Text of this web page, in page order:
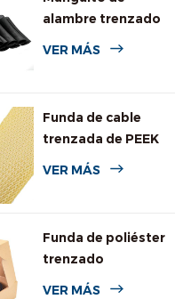
alambre trenzado
expansible de PPS
VER MÁS
Funda de cable
trenzada de PEEK
VER MÁS
Funda de poliéster
trenzado
personalizada con
VER MÁS